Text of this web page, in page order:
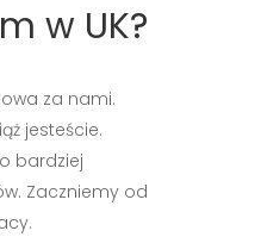
w UK?
za nami.
jesteście.
bardziej
Zaczniemy od